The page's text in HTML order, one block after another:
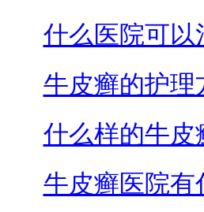
什么医院可以
牛皮癣的护理
什么样的牛皮
牛皮癣医院有